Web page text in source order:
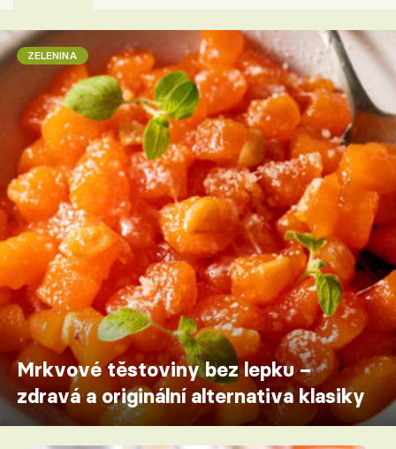
ZELENINA
Mrkvové těstoviny bez lepku –
zdravá a originální alternativa klasiky